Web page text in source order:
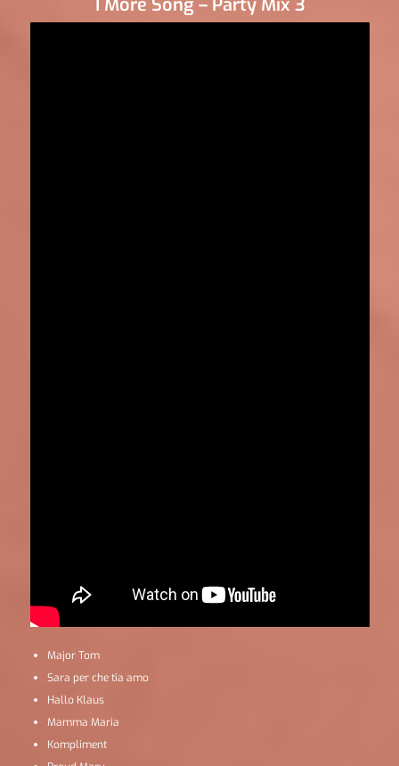
1 More Song – Party Mix 3
Major Tom
Sara per che tia amo
Hallo Klaus
Mamma Maria
Kompliment